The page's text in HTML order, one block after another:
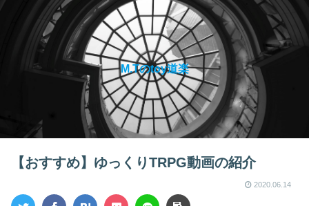
M.Tのtoy道楽
【おすすめ】ゆっくりTRPG動画の紹介
2020.06.14